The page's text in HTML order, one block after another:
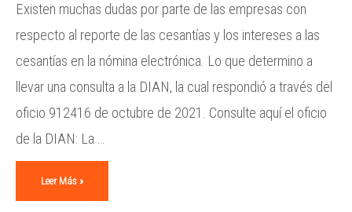
Existen muchas dudas por parte de las empresas con
respecto al reporte de las cesantías y los intereses a las
cesantías en la nómina electrónica. Lo que determino a
llevar una consulta a la DIAN, la cual respondió a través del
oficio 912416 de octubre de 2021. Consulte aquí el oficio
de la DIAN: La …
Leer Más »